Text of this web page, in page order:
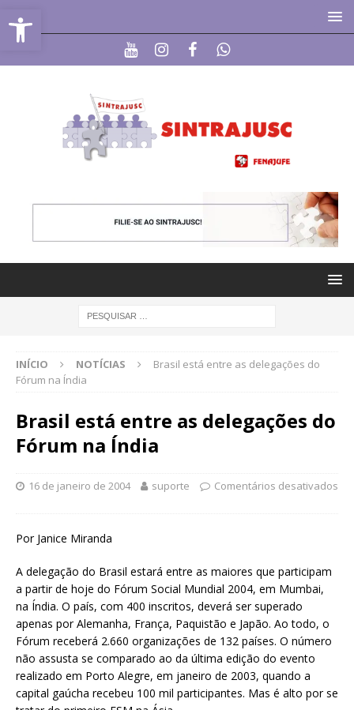
Abrir a barra de ferramentas
INÍCIO NOTÍCIAS
Brasil está entre as delegações do
Fórum na Índia
Brasil está entre as delegações do
Fórum na Índia
16 de janeiro de 2004 suporte Comentários desativados
Por Janice Miranda
A delegação do Brasil estará entre as maiores que participam
a partir de hoje do Fórum Social Mundial 2004, em Mumbai,
na Índia. O país, com 400 inscritos, deverá ser superado
apenas por Alemanha, França, Paquistão e Japão. Ao todo, o
Fórum receberá 2.660 organizações de 132 países. O número
não assusta se comparado ao da última edição do evento
realizado em Porto Alegre, em janeiro de 2003, quando a
capital gaúcha recebeu 100 mil participantes. Mas é alto por se